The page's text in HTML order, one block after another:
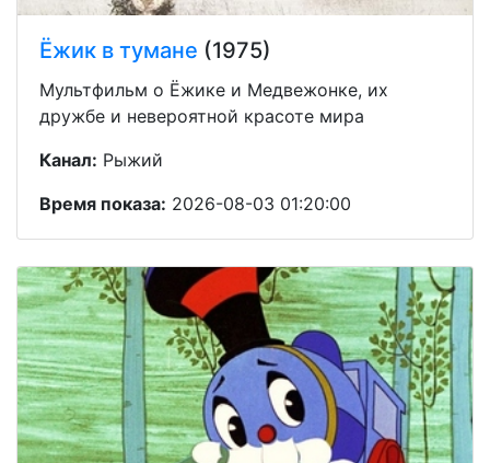
Ёжик в тумане (1975)
Мультфильм о Ёжике и Медвежонке, их
дружбе и невероятной красоте мира
Канал: Рыжий
Время показа: 2026-08-03 01:20:00